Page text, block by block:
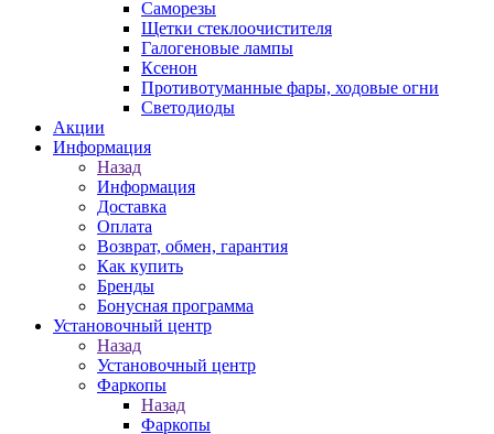
Саморезы
Щетки стеклоочистителя
Галогеновые лампы
Ксенон
Противотуманные фары, ходовые огни
Светодиоды
Акции
Информация
Назад
Информация
Доставка
Оплата
Возврат, обмен, гарантия
Как купить
Бренды
Бонусная программа
Установочный центр
Назад
Установочный центр
Фаркопы
Назад
Фаркопы